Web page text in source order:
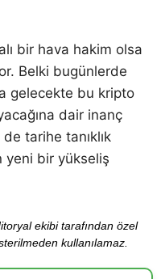
bir hava hakim olsa
Belki bugünlerde
gelecekte bu kripto
dair inanç
tarihe tanıklık
yeni bir yükseliş
ekibi tarafından özel
kullanılamaz.